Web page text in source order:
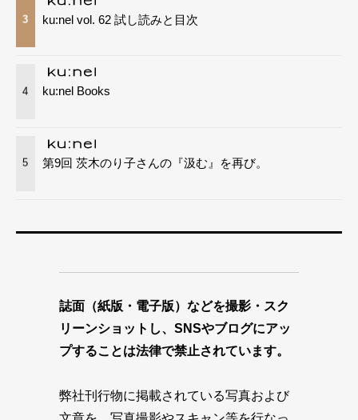
3 ku:nel vol. 62 試し読みと目次
4 ku:nel Books
5 第9回 茨木のり子さんの『汲む』を再び。
誌面（紙版・電子版）などを撮影・スク
リーンショットし、SNSやブログにアッ
プすることは法律で禁止されています。
弊社刊行物に掲載されている写真および